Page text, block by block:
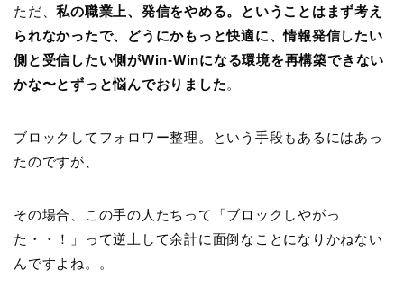
ただ、私の職業上、発信をやめる。ということはまず考え
られなかったで、どうにかもっと快適に、情報発信したい
側と受信したい側がWin-Winになる環境を再構築できない
かな〜とずっと悩んでおりました。
ブロックしてフォロワー整理。という手段もあるにはあっ
たのですが、
その場合、この手の人たちって「ブロックしやがっ
た・・！」って逆上して余計に面倒なことになりかねない
んですよね。。